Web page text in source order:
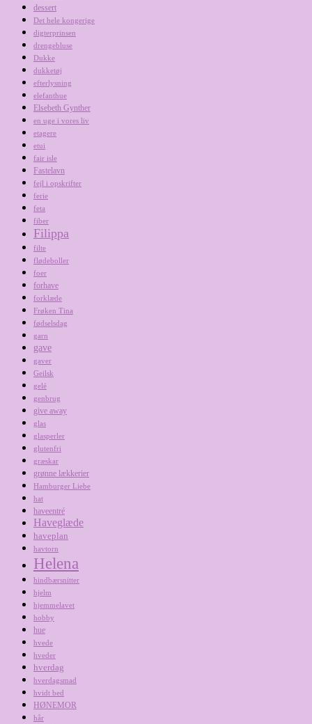
dessert
Det hele kongerige
digterprinsen
drengebluse
Dukke
dukketøj
efterlysning
elefanthue
Elsebeth Gynther
en uge i vores liv
etagere
etui
fair isle
Fastelavn
fejl i opskrifter
ferie
feta
fiber
Filippa
filte
flødeboller
foer
forhave
forklæde
Frøken Tina
fødselsdag
garn
gave
gaver
Geilsk
gelé
genbrug
give away
glas
glasperler
glutenfri
græskar
grønne lækkerier
Hamburger Liebe
hat
haveentré
Haveglæde
haveplan
havtorn
Helena
hindbærsnitter
hjelm
hjemmelavet
hobby
hue
hvede
hveder
hverdag
hverdagsmad
hvidt bed
HØNEMOR
hår